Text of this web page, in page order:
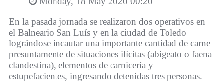
En la pasada jornada se realizaron dos operativos en
el Balneario San Luís y en la ciudad de Toledo
lográndose incautar una importante cantidad de carne
presuntamente de situaciones ilícitas (abigeato o faena
clandestina), elementos de carnicería y
estupefacientes, ingresando detenidas tres personas.